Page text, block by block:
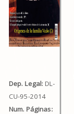
Dep. Legal: DL-
CU-95-2014
Num. Páginas: